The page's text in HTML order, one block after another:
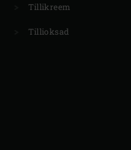
Tillikreem
Tillioksad